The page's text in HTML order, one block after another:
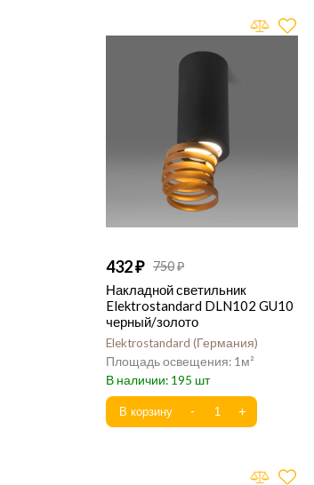
432 750
Накладной светильник
Elektrostandard DLN102 GU10
черный/золото
Elektrostandard Германия
1
195